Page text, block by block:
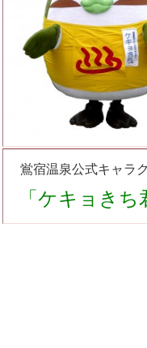
鴬宿温泉公式キャラ
「ケキョきち